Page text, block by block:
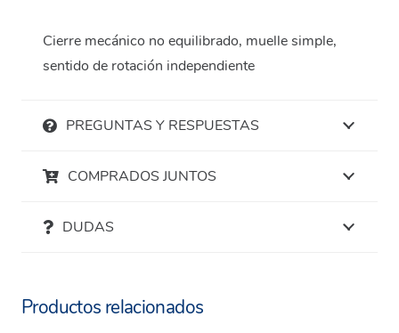
Cierre mecánico no equilibrado, muelle simple,
sentido de rotación independiente
PREGUNTAS Y RESPUESTAS
COMPRADOS JUNTOS
DUDAS
Productos relacionados